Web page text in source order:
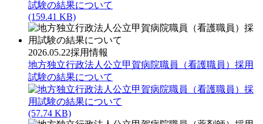
(159.41 KB)
2026.05.22採用情報
地方独立行政法人公立甲賀病院職員（看護職員）採用
試験の結果について
(57.74 KB)